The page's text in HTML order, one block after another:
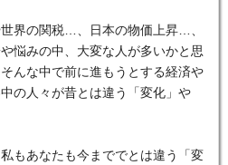
界の関税…、日本の物価上昇…、
悩みの中、大変な人が多いかと思
んな中で前に進もうとする経済や
の人々が昔とは違う「変化」や
もあなたも今まででとは違う「変